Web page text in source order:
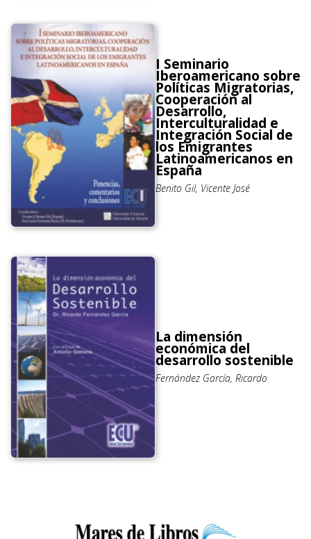
I Seminario
Iberoamericano sobre
Políticas Migratorias,
Cooperación al
Desarrollo,
Interculturalidad e
Integración Social de
los Emigrantes
Latinoamericanos en
España
Benito Gil, Vicente José
La dimensión
económica del
desarrollo sostenible
Fernández García, Ricardo